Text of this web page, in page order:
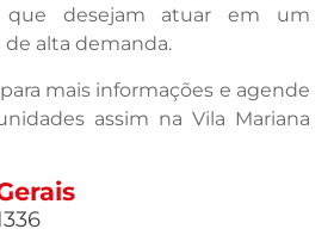
que desejam atuar em um
alta demanda.
mais informações e agende
assim na Vila Mariana